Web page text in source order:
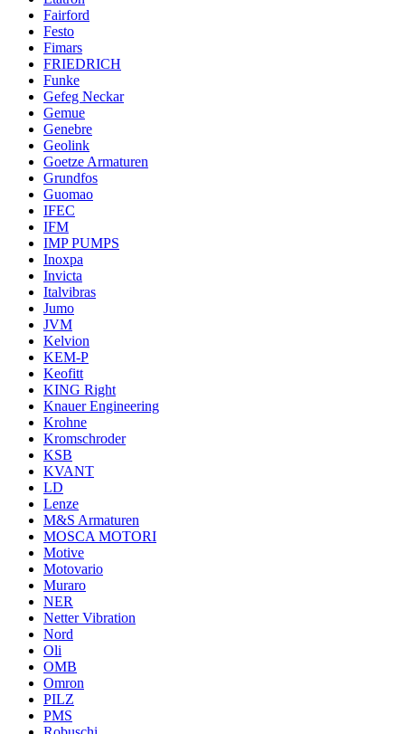
Fairford
Festo
Fimars
FRIEDRICH
Funke
Gefeg Neckar
Gemue
Genebre
Geolink
Goetze Armaturen
Grundfos
Guomao
IFEC
IFM
IMP PUMPS
Inoxpa
Invicta
Italvibras
Jumo
JVM
Kelvion
KEM-P
Keofitt
KING Right
Knauer Engineering
Krohne
Kromschroder
KSB
KVANT
LD
Lenze
M&S Armaturen
MOSCA MOTORI
Motive
Motovario
Muraro
NER
Netter Vibration
Nord
Oli
OMB
Omron
PILZ
PMS